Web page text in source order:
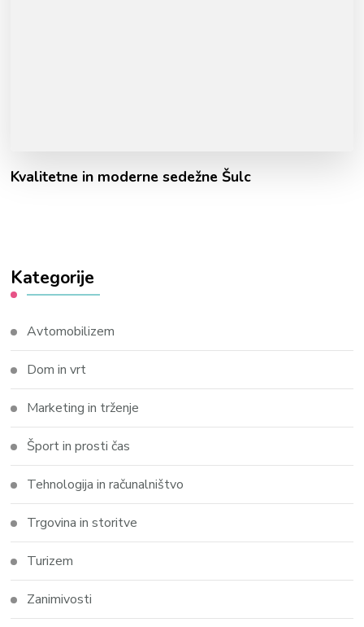
Kvalitetne in moderne sedežne Šulc
Kategorije
Avtomobilizem
Dom in vrt
Marketing in trženje
Šport in prosti čas
Tehnologija in računalništvo
Trgovina in storitve
Turizem
Zanimivosti